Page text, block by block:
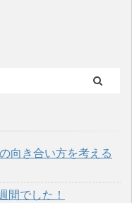
向き合い方を考える
間でした！